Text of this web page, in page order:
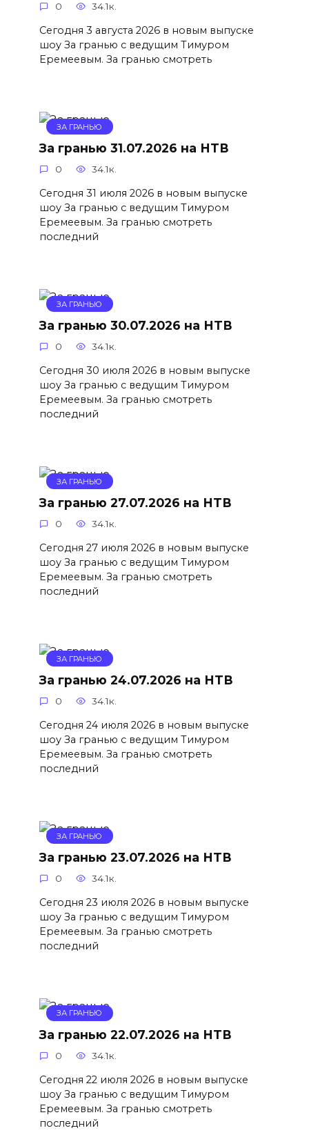
0 34.1к.
Сегодня 3 августа 2026 в новым выпуске
шоу За гранью с ведущим Тимуром
Еремеевым. За гранью смотреть
ЗА ГРАНЬЮ
За гранью 31.07.2026 на НТВ
0 34.1к.
Сегодня 31 июля 2026 в новым выпуске
шоу За гранью с ведущим Тимуром
Еремеевым. За гранью смотреть
последний
ЗА ГРАНЬЮ
За гранью 30.07.2026 на НТВ
0 34.1к.
Сегодня 30 июля 2026 в новым выпуске
шоу За гранью с ведущим Тимуром
Еремеевым. За гранью смотреть
последний
ЗА ГРАНЬЮ
За гранью 27.07.2026 на НТВ
0 34.1к.
Сегодня 27 июля 2026 в новым выпуске
шоу За гранью с ведущим Тимуром
Еремеевым. За гранью смотреть
последний
ЗА ГРАНЬЮ
За гранью 24.07.2026 на НТВ
0 34.1к.
Сегодня 24 июля 2026 в новым выпуске
шоу За гранью с ведущим Тимуром
Еремеевым. За гранью смотреть
последний
ЗА ГРАНЬЮ
За гранью 23.07.2026 на НТВ
0 34.1к.
Сегодня 23 июля 2026 в новым выпуске
шоу За гранью с ведущим Тимуром
Еремеевым. За гранью смотреть
последний
ЗА ГРАНЬЮ
За гранью 22.07.2026 на НТВ
0 34.1к.
Сегодня 22 июля 2026 в новым выпуске
шоу За гранью с ведущим Тимуром
Еремеевым. За гранью смотреть
последний